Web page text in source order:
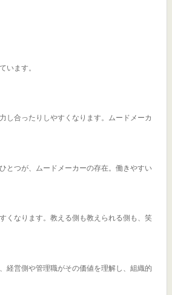
います。
し合ったりしやすくなります。ムードメーカ
とつが、ムードメーカーの存在。働きやすい
くなります。教える側も教えられる側も、笑
経営側や管理職がその価値を理解し、組織的